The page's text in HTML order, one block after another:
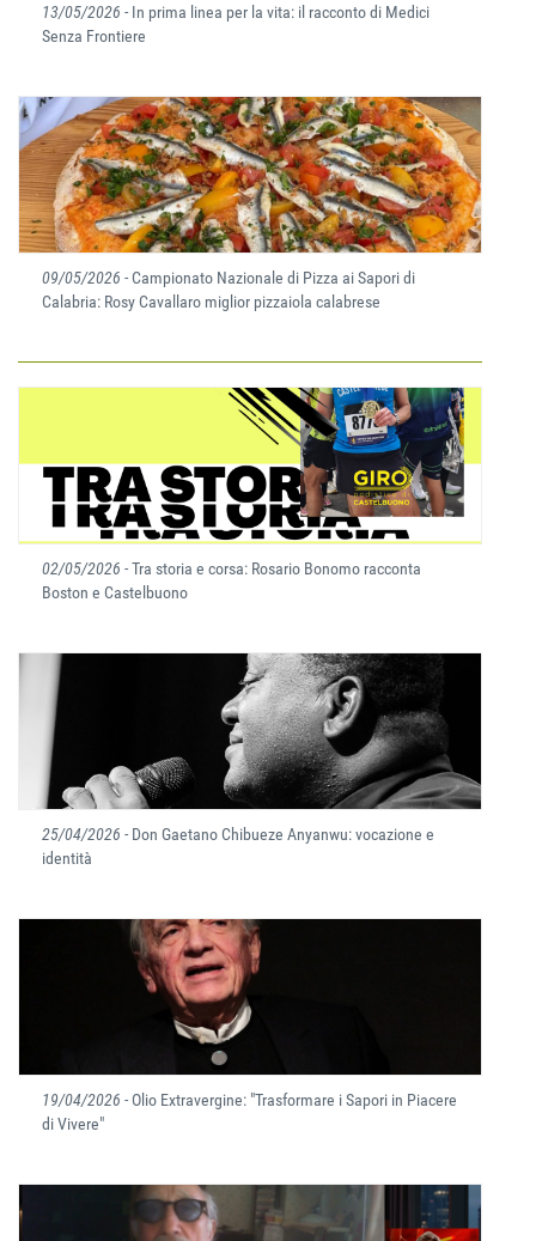
13/05/2026 - In prima linea per la vita: il racconto di Medici
Senza Frontiere
09/05/2026 - Campionato Nazionale di Pizza ai Sapori di
Calabria: Rosy Cavallaro miglior pizzaiola calabrese
02/05/2026 - Tra storia e corsa: Rosario Bonomo racconta
Boston e Castelbuono
25/04/2026 - Don Gaetano Chibueze Anyanwu: vocazione e
identità
19/04/2026 - Olio Extravergine: "Trasformare i Sapori in Piacere
di Vivere"